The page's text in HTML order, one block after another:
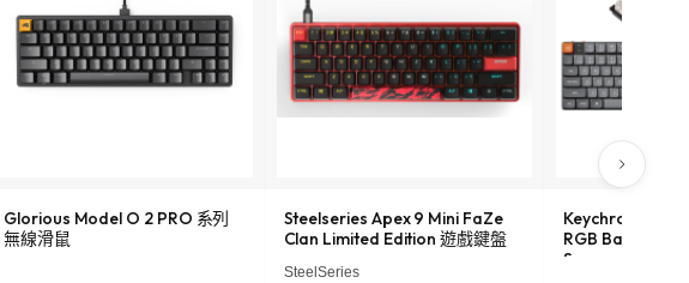
Glorious Model O 2 PRO 系列
無線滑鼠
Steelseries Apex 9 Mini FaZe
Clan Limited Edition 遊戲鍵盤
SteelSeries
Keychron K5
RGB Backlight
Swappable)